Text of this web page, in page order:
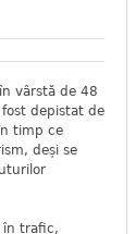
vârstă de 48
depistat de
timp ce
deși se
în trafic,